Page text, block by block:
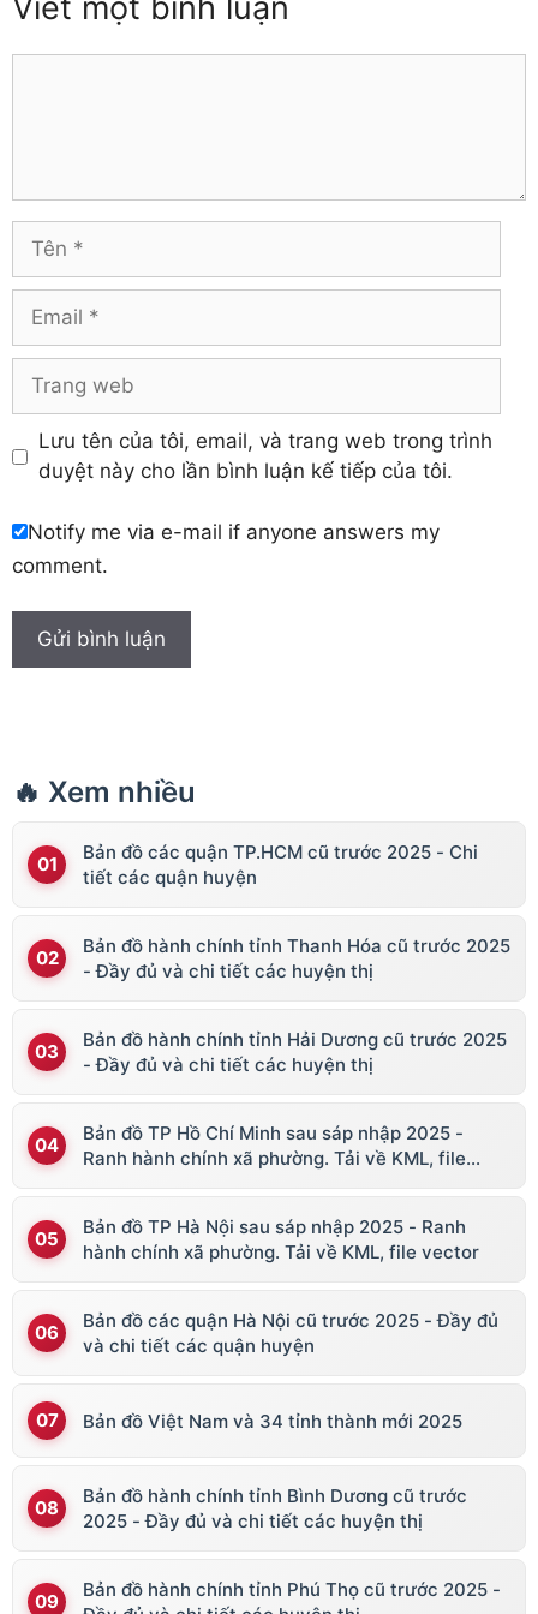
Đồng Tháp
Hòa Bình
Hậu Giang
Hưng Yên
Khánh Hòa
Vĩnh Phúc
Viết một bình luận
Tên
Email
Trang
Lưu tên của tôi, email, và trang web trong trình
duyệt này cho lần bình luận kế tiếp của tôi.
Notify me via e-mail if anyone answers my
comment.
🔥 Xem nhiều
Bản đồ các quận TP.HCM cũ trước 2025 - Chi
tiết các quận huyện
Bản đồ hành chính tỉnh Thanh Hóa cũ trước 2025
- Đầy đủ và chi tiết các huyện thị
Bản đồ hành chính tỉnh Hải Dương cũ trước 2025
- Đầy đủ và chi tiết các huyện thị
Bản đồ TP Hồ Chí Minh sau sáp nhập 2025 -
Ranh hành chính xã phường. Tải về KML, file
Bản đồ TP Hà Nội sau sáp nhập 2025 - Ranh
hành chính xã phường. Tải về KML, file vector
Bản đồ các quận Hà Nội cũ trước 2025 - Đầy đủ
và chi tiết các quận huyện
Bản đồ Việt Nam và 34 tỉnh thành mới 2025
Bản đồ hành chính tỉnh Bình Dương cũ trước
2025 - Đầy đủ và chi tiết các huyện thị
Bản đồ hành chính tỉnh Phú Thọ cũ trước 2025 -